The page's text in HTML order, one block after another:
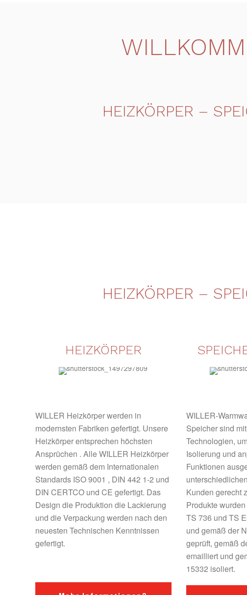
HEIZKÖRPER –
HEIZKÖRPER –
HEIZKÖRPER
WILLER Heizkörper werden in
modernsten Fabriken gefertigt. Unsere
Heizkörper entsprechen höchsten
Ansprüchen . Alle WILLER Heizkörper
werden gemäß dem Internationalen
Standards ISO 9001 , DIN 442 1-2 und
DIN CERTCO und CE gefertigt. Das
Design die Produktion die Lackierung
und die Verpackung werden nach den
neuesten Technischen Kenntnissen
gefertigt.
WILLER-
Speicher sind
Technologien,
Isolierung und
Funktionen
Kunden gerecht
Produkte
TS 736 und TS
und gemäß der
geprüft, gemäß
emailliert und
15332 isoliert.